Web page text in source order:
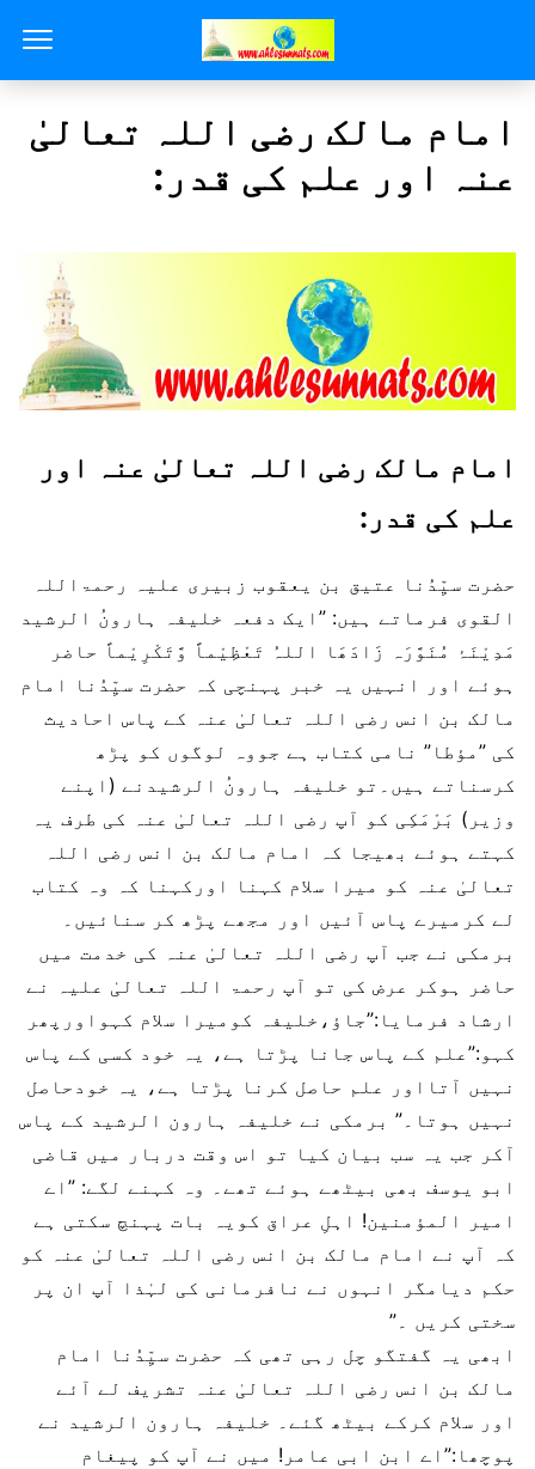
امام مالک رضی اللہ تعالیٰ
عنہ اور علم کی قدر:
امام مالک رضی اللہ تعالیٰ عنہ اور
علم کی قدر:
حضرت سیِّدُنا عتیق بن یعقوب زبیری علیہ رحمۃاللہ
القوی فرماتے ہیں: ”ایک دفعہ خلیفہ ہارونُ الرشید
مَدِیْنَۂ مُنَوَّرَہ زَادَھَا اللہُ تَعْظِیْماً وَّتَکْرِیْماً حاضر
ہوئے اور انہیں یہ خبر پہنچی کہ حضرت سیِّدُنا امام
مالک بن انس رضی اللہ تعالیٰ عنہ کے پاس احادیث
کی ”مؤطا” نامی کتاب ہے جووہ لوگوں کو پڑھ
کرسناتے ہیں۔تو خلیفہ ہارونُ الرشیدنے (اپنے
وزیر) بَرْمَکِی کو آپ رضی اللہ تعالیٰ عنہ کی طرف یہ
کہتے ہوئے بھیجا کہ امام مالک بن انس رضی اللہ
تعالیٰ عنہ کو میرا سلام کہنا اورکہنا کہ وہ کتاب
لے کرمیرے پاس آئیں اور مجھے پڑھ کر سنائیں۔
برمکی نے جب آپ رضی اللہ تعالیٰ عنہ کی خدمت میں
حاضر ہوکر عرض کی تو آپ رحمۃ اللہ تعالیٰ علیہ نے
ارشاد فرمایا:”جاؤ،خلیفہ کومیرا سلام کہواورپھر
کہو:”علم کے پاس جانا پڑتا ہے، یہ خود کسی کے پاس
نہیں آتااور علم حاصل کرنا پڑتا ہے، یہ خودحاصل
نہیں ہوتا۔” برمکی نے خلیفہ ہارون الرشید کے پاس
آکر جب یہ سب بیان کیا تو اس وقت دربار میں قاضی
ابو یوسف بھی بیٹھے ہوئے تھے۔ وہ کہنے لگے: ”اے
امیر المؤمنین! اہلِ عراق کویہ بات پہنچ سکتی ہے
کہ آپ نے امام مالک بن انس رضی اللہ تعالیٰ عنہ کو
حکم دیامگر انہوں نے نافرمانی کی لہٰذا آپ ان پر
سختی کریں ۔”
ابھی یہ گفتگو چل رہی تھی کہ حضرت سیِّدُنا امام
مالک بن انس رضی اللہ تعالیٰ عنہ تشریف لے آئے
اور سلام کرکے بیٹھ گئے۔ خلیفہ ہارون الرشید نے
پوچھا:”اے ابن ابی عامر! میں نے آپ کو پیغام